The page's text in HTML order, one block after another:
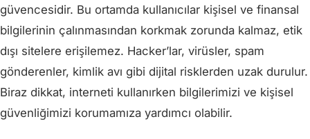
güvencesidir. Bu ortamda kullanıcılar kişisel ve finansal
bilgilerinin çalınmasından korkmak zorunda kalmaz, etik
dışı sitelere erişilemez. Hacker’lar, virüsler, spam
gönderenler, kimlik avı gibi dijital risklerden uzak durulur.
Biraz dikkat, interneti kullanırken bilgilerimizi ve kişisel
güvenliğimizi korumamıza yardımcı olabilir.